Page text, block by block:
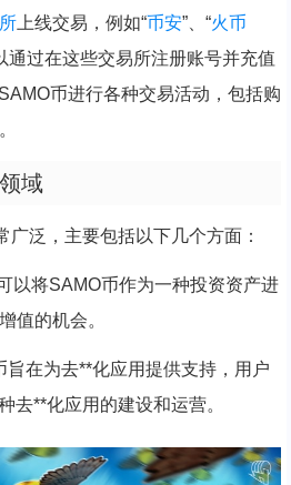
上线交易，例如“币安”、“火币
通过在这些交易所注册账号并充值
币进行各种交易活动，包括购
域
泛，主要包括以下几个方面：
以将SAMO币作为一种投资资产进
值的机会。
在为去**化应用提供支持，用户
去**化应用的建设和运营。